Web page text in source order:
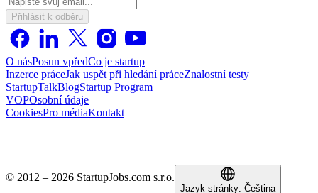
Přihlásit k odběru
O násPosun vpředCo je startup
Inzerce práceJak uspět při hledání práceZnalostní testy
StartupTalkBlogStartup Program
VOPOsobní údaje
CookiesPro médiaKontakt
© 2012 – 2026 StartupJobs.com s.r.o.
Jazyk stránky: Čeština